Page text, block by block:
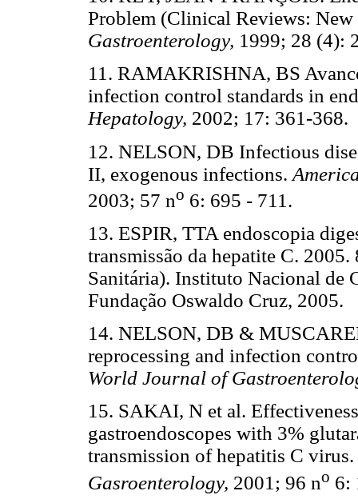
Problem (Clinical Reviews:
Gastroenterology, 1999; 28 (4):
11. RAMAKRISHNA, BS
infection control standards in
Hepatology, 2002; 17: 361-368.
12. NELSON, DB Infectious
II, exogenous infections.
2003; 57 no 6: 695 - 711.
13. ESPIR, TTA endoscopia
transmissão da hepatite C.
Sanitária). Instituto Nacional de
Fundação Oswaldo Cruz, 2005.
14. NELSON, DB &
reprocessing and infection
World Journal of
15. SAKAI, N et al.
gastroendoscopes with 3%
transmission of hepatitis C virus.
Gasroenterology, 2001; 96 no 6: